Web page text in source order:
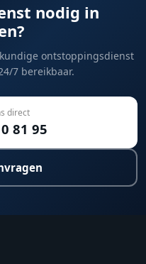
nodig in
ontstoppingsdienst
7 bereikbaar.
direct
81 95